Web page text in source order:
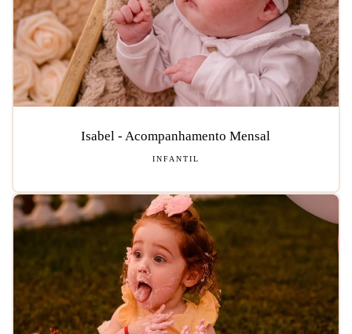
Isabel - Acompanhamento Mensal
INFANTIL